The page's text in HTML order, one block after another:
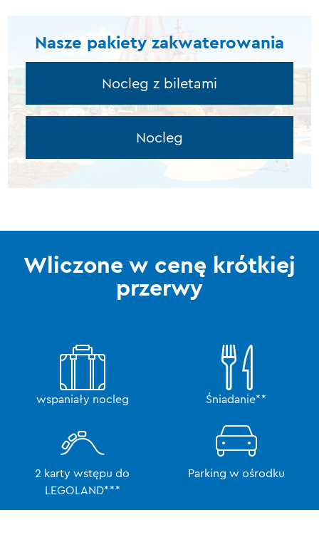
Nasze pakiety zakwaterowania
Nocleg z biletami
Nocleg
Wliczone w cenę krótkiej
przerwy
wspaniały nocleg Śniadanie**
2 karty wstępu do
LEGOLAND***
Parking w ośrodku